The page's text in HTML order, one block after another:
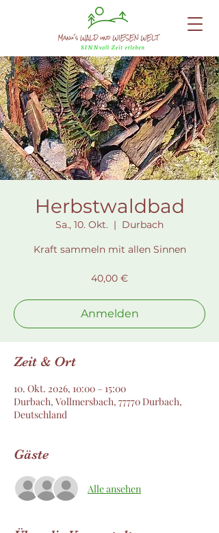
Herbstwaldbad
Sa., 10. Okt.
  |
Durbach
Kraft sammeln mit allen Sinnen
40,00 €
Anmelden
Zeit & Ort
10. Okt. 2026, 10:00 – 15:00
Durbach, Vollmersbach, 77770 Durbach,
Deutschland
Gäste
Alle ansehen